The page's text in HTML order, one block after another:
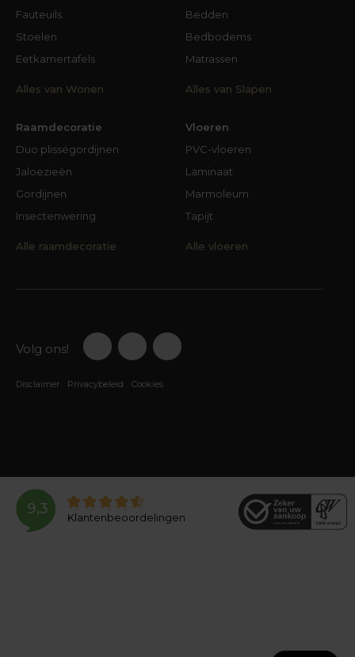
Fauteuils
Stoelen
Eetkamertafels
Alles van Wonen
Bedden
Bedbodems
Matrassen
Alles van Slapen
Raamdecoratie
Duo plisségordijnen
Jaloezieën
Gordijnen
Insectenwering
Alle raamdecoratie
Vloeren
PVC-vloeren
Laminaat
Marmoleum
Tapijt
Alle vloeren
Volg ons!
Disclaimer Privacybeleid Cookies
9,3
Klantenbeoordelingen